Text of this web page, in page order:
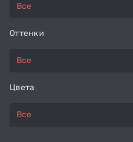
Все
Оттенки
Все
Цвета
Все